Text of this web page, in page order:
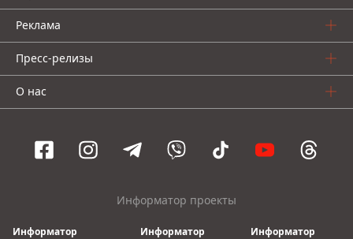
Реклама
Пресс-релизы
О нас
Информатор проекты
Информатор
Информатор
Информатор